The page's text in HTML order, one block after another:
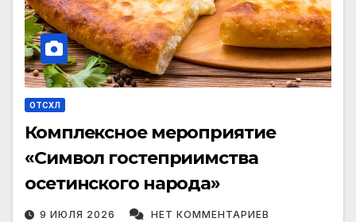
ОТСХЛ
Комплексное мероприятие
«Символ гостеприимства
осетинского народа»
9 ИЮЛЯ 2026 НЕТ КОММЕНТАРИЕВ